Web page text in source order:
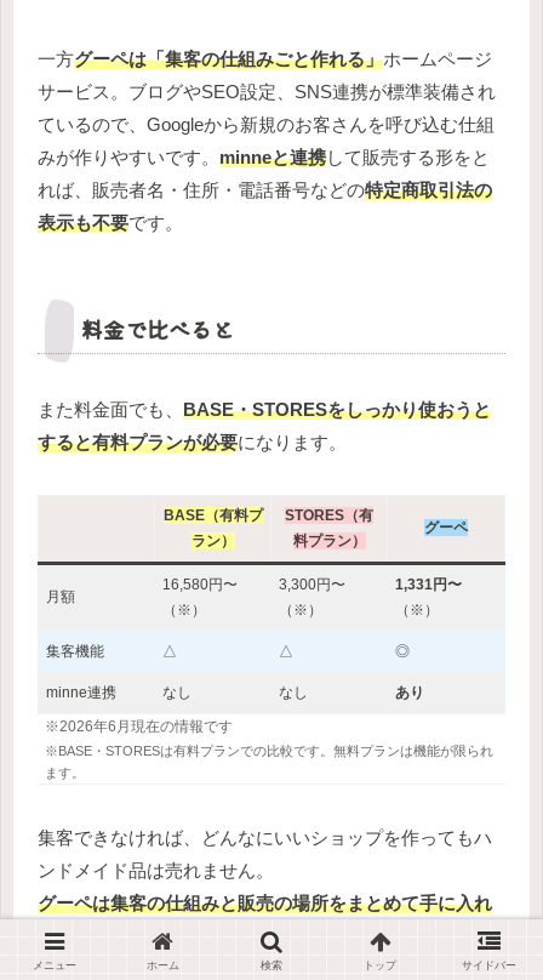
一方グーペは「集客の仕組みごと作れる」ホームページ
サービス。ブログやSEO設定、SNS連携が標準装備され
ているので、Googleから新規のお客さんを呼び込む仕組
みが作りやすいです。 minneと連携して販売する形をと
れば、販売者名・住所・電話番号などの特定商取引法の
表示も不要です。
料金で比べると
また料金面でも、 BASE・STORESをしっかり使おうと
すると有料プランが必要になります。
BASE（有料プ
ラン）
STORES（有
料プラン）
グーペ
月額
16,580円〜
（※）
3,300円〜
（※）
1,331円〜
（※）
集客機能 △ △ ◎
minne連携 なし なし
あり
※2026年6月現在の情報です
※BASE・STORESは有料プランでの比較です。無料プランは機能が限られ
ます。
集客できなければ、どんなにいいショップを作ってもハ
ンドメイド品は売れません。
グーペは集客の仕組みと販売の場所をまとめて手に入れ
られる点が強みです。
メニュー ホーム 検索 トップ サイドバー